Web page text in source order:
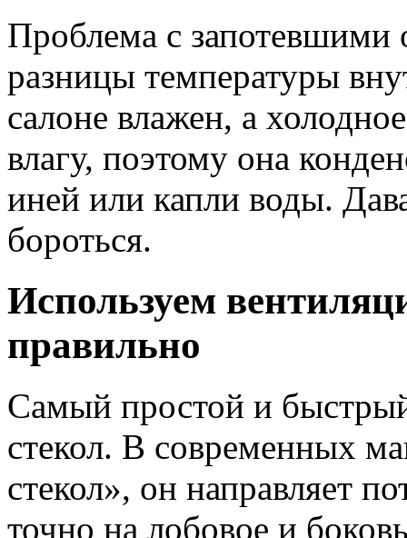
Проблема с запотевшими
разницы температуры
салоне влажен, а
влагу, поэтому она
иней или капли воды.
бороться.
Используем
правильно
Самый простой и
стекол. В современных
стекол», он направляет
точно на лобовое и